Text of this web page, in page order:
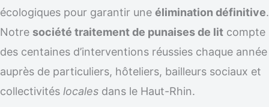
écologiques pour garantir une élimination définitive.
Notre société traitement de punaises de lit compte
des centaines d’interventions réussies chaque année
auprès de particuliers, hôteliers, bailleurs sociaux et
collectivités locales dans le Haut-Rhin.